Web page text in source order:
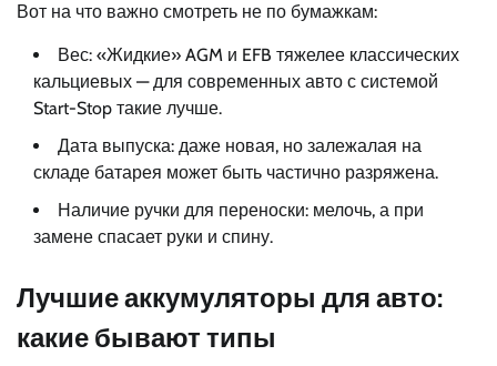
Вот на что важно смотреть не по бумажкам:
Вес: «Жидкие» AGM и EFB тяжелее классических
кальциевых — для современных авто с системой
Start-Stop такие лучше.
Дата выпуска: даже новая, но залежалая на
складе батарея может быть частично разряжена.
Наличие ручки для переноски: мелочь, а при
замене спасает руки и спину.
Лучшие аккумуляторы для авто:
какие бывают типы